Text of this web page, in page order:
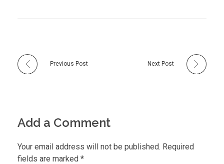
Previous Post Next Post
Add a Comment
Your email address will not be published. Required
fields are marked *